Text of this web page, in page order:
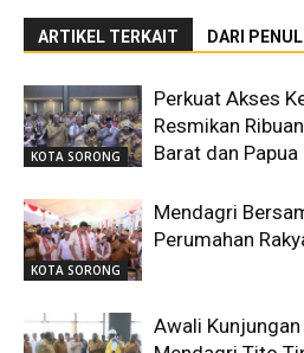
ARTIKEL TERKAIT DARI
KOTA SORONG
Perkuat Akses
Resmikan
Barat dan Papua
KOTA SORONG
Mendagri
Perumahan
Awali